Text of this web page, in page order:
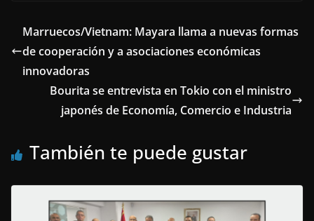
Marruecos/Vietnam: Mayara llama a nuevas formas
de cooperación y a asociaciones económicas
innovadoras
Bourita se entrevista en Tokio con el ministro
japonés de Economía, Comercio e Industria
También te puede gustar